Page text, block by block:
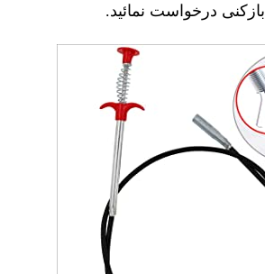
درخواست نمائید.